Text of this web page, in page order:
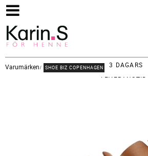
3 DAGARS
LEVERANSTID -
Varumärken SHOE BIZ COPENHAGEN